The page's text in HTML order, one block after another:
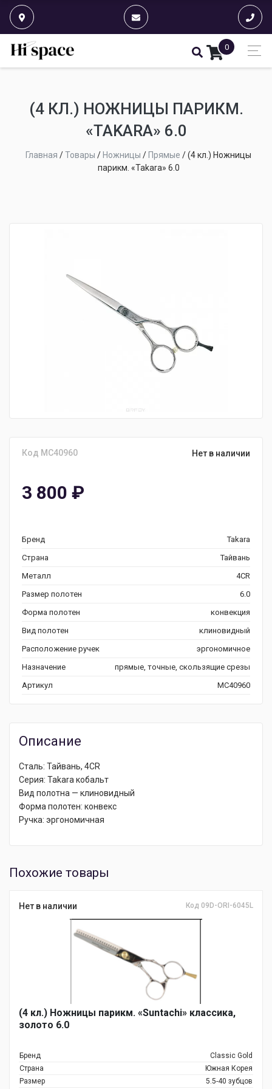
0
(4 КЛ.) НОЖНИЦЫ ПАРИКМ.
«TAKARA» 6.0
Главная /Товары / Ножницы / Прямые /(4 кл.) Ножницы
парикм. «Takara» 6.0
Код MC40960 Нет в наличии
3 800 ₽
Бренд
Takara
Страна
Тайвань
Металл
4CR
Размер полотен
6.0
Форма полотен
конвекция
Вид полотен
клиновидный
Расположение ручек
эргономичное
Назначение
прямые, точные, скользящие срезы
Артикул
MC40960
Описание
Сталь: Тайвань, 4CR
Серия: Takara кобальт
Вид полотна — клиновидный
Форма полотен: конвекс
Ручка: эргономичная
Похожие товары
Нет в наличии Код 09D-ORI-6045L
(4 кл.) Ножницы парикм. «Suntachi» классика,
золото 6.0
Бренд
Classic Gold
Страна
Южная Корея
Размер
5.5-40 зубцов